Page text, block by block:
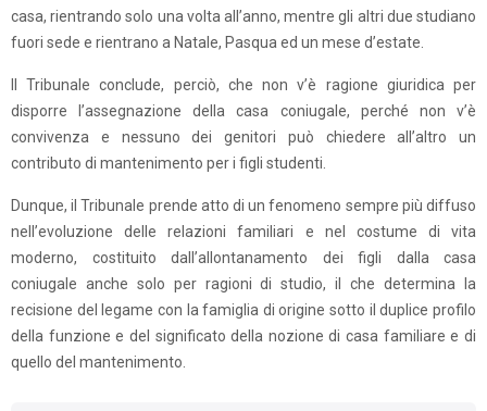
casa, rientrando solo una volta all’anno, mentre gli altri due studiano
fuori sede e rientrano a Natale, Pasqua ed un mese d’estate.
Il Tribunale conclude, perciò, che non v’è ragione giuridica per
disporre l’assegnazione della casa coniugale, perché non v’è
convivenza e nessuno dei genitori può chiedere all’altro un
contributo di mantenimento per i figli studenti.
Dunque, il Tribunale prende atto di un fenomeno sempre più diffuso
nell’evoluzione delle relazioni familiari e nel costume di vita
moderno, costituito dall’allontanamento dei figli dalla casa
coniugale anche solo per ragioni di studio, il che determina la
recisione del legame con la famiglia di origine sotto il duplice profilo
della funzione e del significato della nozione di casa familiare e di
quello del mantenimento.